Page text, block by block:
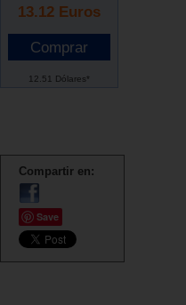
13.12 Euros
12.51 Dólares*
Compartir en:
Save